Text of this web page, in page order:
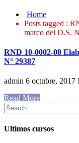
Home
Posts tagged :
marco del D.S.
RND 10-0002-08
N° 29387
admin 6 octubre, 2017
Read More
Ultimos cursos